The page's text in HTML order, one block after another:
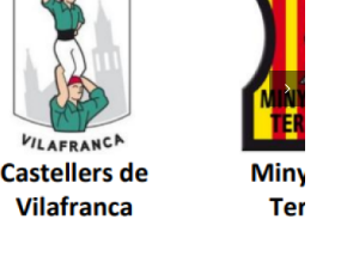
de Vilafranca unieixen tradició i
en un viatge de colla a la Vall
d’Aran i a la Vall de Boí